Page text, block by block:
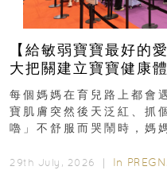
【給敏弱寶寶最好的
大把關建立寶寶健康
每個媽媽在育兒路上都會
寶肌膚突然後天泛紅、抓
嚕」不舒服而哭鬧時，媽
29th July, 2026 ｜ In